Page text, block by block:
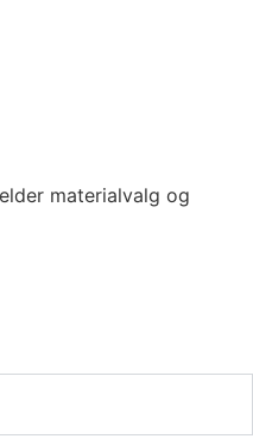
materialvalg og